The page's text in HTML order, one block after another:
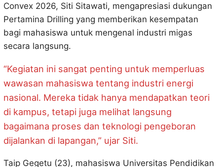
Convex 2026, Siti Sitawati, mengapresiasi dukungan
Pertamina Drilling yang memberikan kesempatan
bagi mahasiswa untuk mengenal industri migas
secara langsung.
“Kegiatan ini sangat penting untuk memperluas
wawasan mahasiswa tentang industri energi
nasional. Mereka tidak hanya mendapatkan teori
di kampus, tetapi juga melihat langsung
bagaimana proses dan teknologi pengeboran
dijalankan di lapangan,” ujar Siti.
Taip Gegetu (23), mahasiswa Universitas Pendidikan